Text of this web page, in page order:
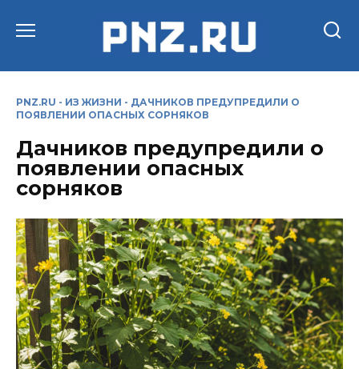
PNZ.RU - ИЗ ЖИЗНИ - ДАЧНИКОВ ПРЕДУПРЕДИЛИ О
ПОЯВЛЕНИИ ОПАСНЫХ СОРНЯКОВ
Дачников предупредили о
появлении опасных
сорняков